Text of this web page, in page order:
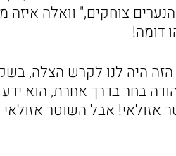
צוחקים," וואלה איזה
דומה!
הזה היה לנו לקרש הצלה,
בחר בדרך אחרת, הוא
אזולאי! אבל השוטר